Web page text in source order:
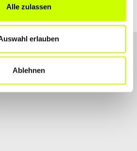
Alle zulassen
erlauben
Ablehnen